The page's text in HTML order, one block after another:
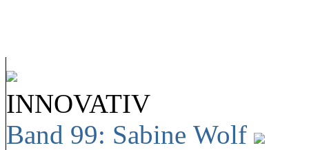
INNOVATIV
Band 99: Sabine Wolf